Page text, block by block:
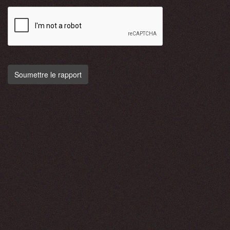
Soumettre le rapport